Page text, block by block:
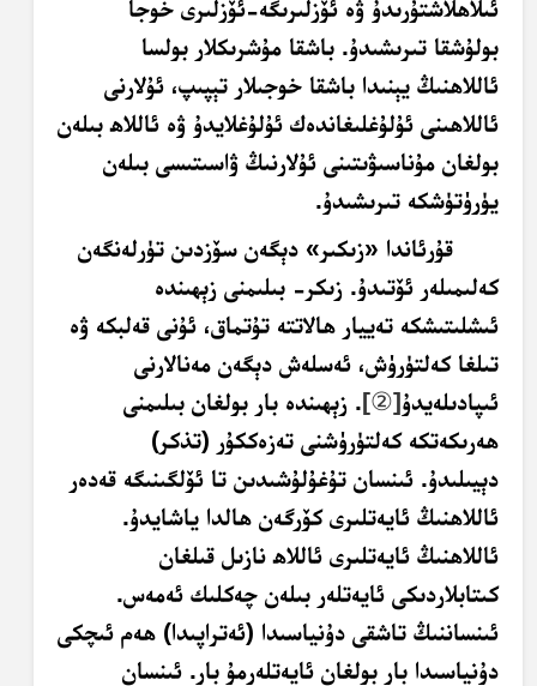
ئىلاھلاشتۇرىدۇ ۋە ئۆزلىرىگە-ئۆزلىرى خوجا
بولۇشقا تىرىشىدۇ. باشقا مۇشرىكلار بولسا
ئاللاھنىڭ يېنىدا باشقا خوجىلار تېپىپ، ئۇلارنى
ئاللاھىنى ئۇلۇغلىغاندەك ئۇلۇغلايدۇ ۋە ئاللاھ بىلەن
بولغان مۇناسىۋىتىنى ئۇلارنىڭ ۋاسىتىسى بىلەن
يۈرۈتۈشكە تىرىشىدۇ.
قۇرئاندا «زىكىر» دېگەن سۆزدىن تۈرلەنگەن
كەلىمىلەر ئۆتىدۇ. زىكر- بىلىمنى زېھىندە
ئىشلىتىشكە تەييار ھالاتتە تۇتماق، ئۇنى قەلبكە ۋە
تىلغا كەلتۈرۈش، ئەسلەش دېگەن مەنالارنى
ئىپادىلەيدۇ
[②]
. زېھىندە بار بولغان بىلىمنى
ھەرىكەتكە كەلتۈرۈشنى تەزەككۇر (تذكر)
دېيىلىدۇ. ئىنسان تۇغۇلۇشىدىن تا ئۆلگىنىگە قەدەر
ئاللاھنىڭ ئايەتلىرى كۆرگەن ھالدا ياشايدۇ.
ئاللاھنىڭ ئايەتلىرى ئاللاھ نازىل قىلغان
كىتابلاردىكى ئايەتلەر بىلەن چەكلىك ئەمەس.
ئىنساننىڭ تاشقى دۇنياسىدا (ئەتراپىدا) ھەم ئىچكى
دۇنياسىدا بار بولغان ئايەتلەرمۇ بار. ئىنسان